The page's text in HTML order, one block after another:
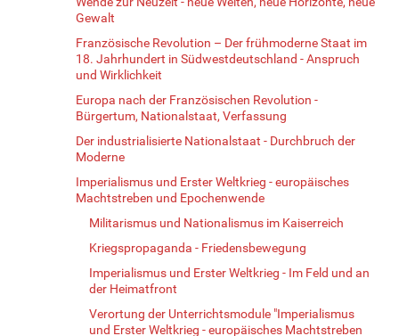
Gewalt
Französische Revolution – Der frühmoderne Staat im
18. Jahrhundert in Südwestdeutschland - Anspruch
und Wirklichkeit
Europa nach der Französischen Revolution -
Bürgertum, Nationalstaat, Verfassung
Der industrialisierte Nationalstaat - Durchbruch der
Moderne
Imperialismus und Erster Weltkrieg - europäisches
Machtstreben und Epochenwende
Militarismus und Nationalismus im Kaiserreich
Kriegspropaganda - Friedensbewegung
Imperialismus und Erster Weltkrieg - Im Feld und an
der Heimatfront
Verortung der Unterrichtsmodule "Imperialismus
und Erster Weltkrieg - europäisches Machtstreben